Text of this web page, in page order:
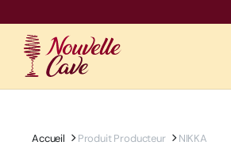
Accueil Produit Producteur NIKKA